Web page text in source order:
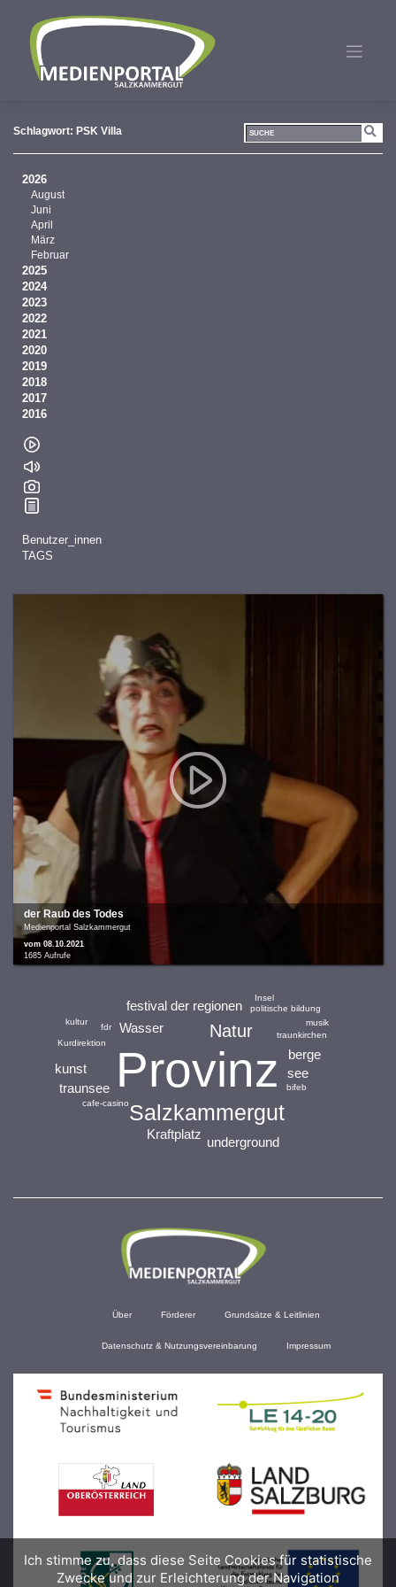
springen
Schlagwort: PSK Villa
der Raub des Todes
Medienportal Salzkammergut
vom 08.10.2021
1685 Aufrufe
Provinz
Salzkammergut
Natur
Wasser
Kraftplatz
festival der regionen
see
traunsee
berge
underground
kunst
traunkirchen
cafe-casino
Kurdirektion
bifeb
fdr
politische bildung
Insel
musik
kultur
2026
August
Juni
April
März
Februar
2025
2024
2023
2022
2021
2020
2019
2018
2017
2016
Benutzer_innen
TAGS
Über Förderer Grundsätze & Leitlinien
Datenschutz & Nutzungsvereinbarung Impressum
Ich stimme zu, dass diese Seite Cookies für statistische
Zwecke und zur Erleichterung der Navigation